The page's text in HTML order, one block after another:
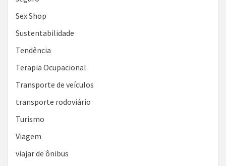
Sex Shop
Sustentabilidade
Tendência
Terapia Ocupacional
Transporte de veículos
transporte rodoviário
Turismo
Viagem
viajar de ônibus